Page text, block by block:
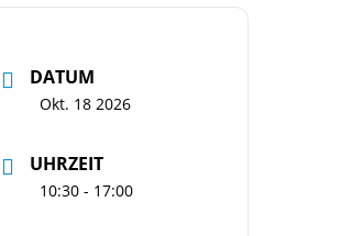
DATUM
Okt. 18 2026
UHRZEIT
10:30 - 17:00